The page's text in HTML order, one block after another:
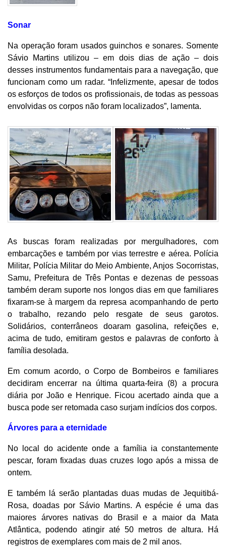
Sonar
Na operação foram usados guinchos e sonares. Somente
Sávio Martins utilizou – em dois dias de ação – dois
desses instrumentos fundamentais para a navegação, que
funcionam como um radar. “Infelizmente, apesar de todos
os esforços de todos os profissionais, de todas as pessoas
envolvidas os corpos não foram localizados”, lamenta.
As buscas foram realizadas por mergulhadores, com
embarcações e também por vias terrestre e aérea. Polícia
Militar, Polícia Militar do Meio Ambiente, Anjos Socorristas,
Samu, Prefeitura de Três Pontas e dezenas de pessoas
também deram suporte nos longos dias em que familiares
fixaram-se à margem da represa acompanhando de perto
o trabalho, rezando pelo resgate de seus garotos.
Solidários, conterrâneos doaram gasolina, refeições e,
acima de tudo, emitiram gestos e palavras de conforto à
família desolada.
Em comum acordo, o Corpo de Bombeiros e familiares
decidiram encerrar na última quarta-feira (8) a procura
diária por João e Henrique. Ficou acertado ainda que a
busca pode ser retomada caso surjam indícios dos corpos.
Árvores para a eternidade
No local do acidente onde a família ia constantemente
pescar, foram fixadas duas cruzes logo após a missa de
ontem.
E também lá serão plantadas duas mudas de Jequitibá-
Rosa, doadas por Sávio Martins. A espécie é uma das
maiores árvores nativas do Brasil e a maior da Mata
Atlântica, podendo atingir até 50 metros de altura. Há
registros de exemplares com mais de 2 mil anos.